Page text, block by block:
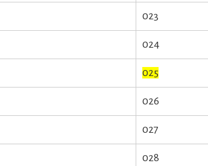
023
024
025
026
027
028